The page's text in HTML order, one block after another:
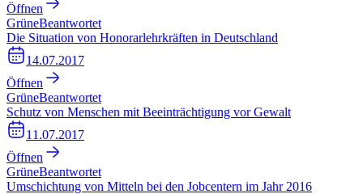
Öffnen
GrüneBeantwortet
Die Situation von Honorarlehrkräften in Deutschland
14.07.2017
Öffnen
GrüneBeantwortet
Schutz von Menschen mit Beeinträchtigung vor Gewalt
11.07.2017
Öffnen
GrüneBeantwortet
Umschichtung von Mitteln bei den Jobcentern im Jahr 2016